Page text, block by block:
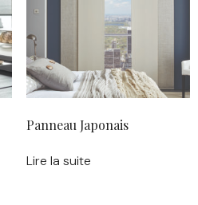
Panneau Japonais
Lire la suite